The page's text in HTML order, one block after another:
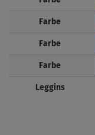
Farbe
Farbe
Farbe
Leggins